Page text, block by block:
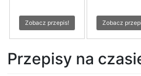
Zobacz przepis! Zobacz
Przepisy na